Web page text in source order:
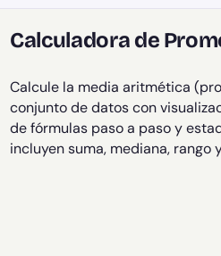
Calculadora de
Calcule la media aritmética
conjunto de datos con
de fórmulas paso a paso y
incluyen suma, mediana, rango